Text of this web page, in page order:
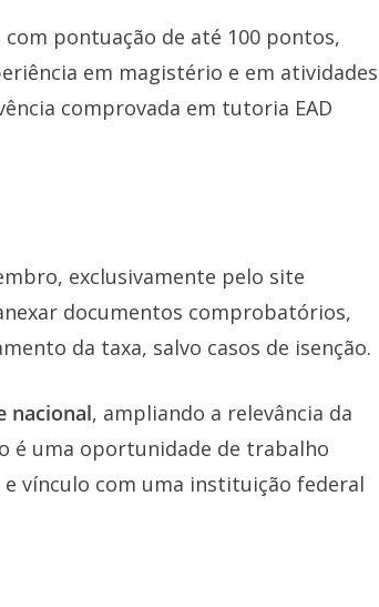
com pontuação de até 100 pontos,
em magistério e em atividades
comprovada em tutoria EAD
exclusivamente pelo site
documentos comprobatórios,
da taxa, salvo casos de isenção.
nacional, ampliando a relevância da
é uma oportunidade de trabalho
vínculo com uma instituição federal